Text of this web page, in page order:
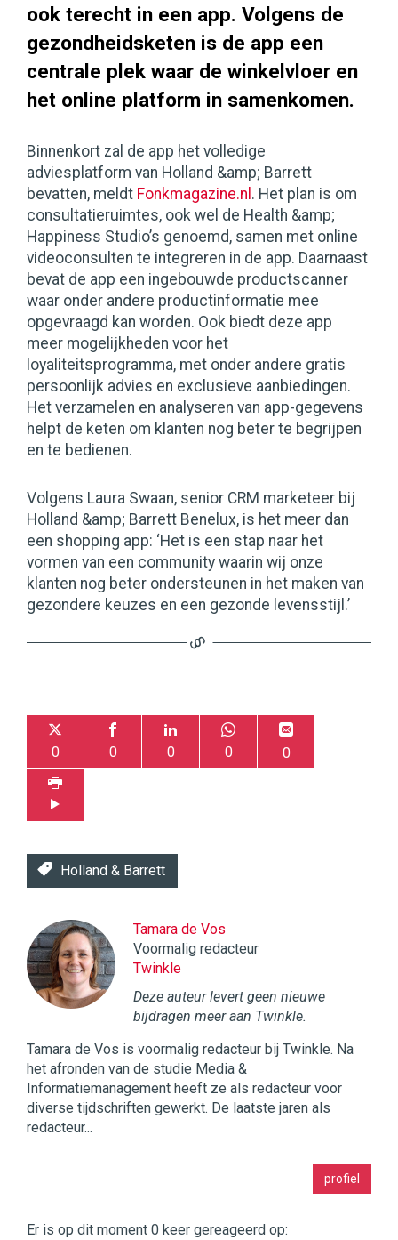
ook terecht in een app. Volgens de
gezondheidsketen is de app een
centrale plek waar de winkelvloer en
het online platform in samenkomen.
Binnenkort zal de app het volledige
adviesplatform van Holland &amp; Barrett
bevatten, meldt Fonkmagazine.nl . Het plan is om
consultatieruimtes, ook wel de Health &amp;
Happiness Studio’s genoemd, samen met online
videoconsulten te integreren in de app. Daarnaast
bevat de app een ingebouwde productscanner
waar onder andere productinformatie mee
opgevraagd kan worden. Ook biedt deze app
meer mogelijkheden voor het
loyaliteitsprogramma, met onder andere gratis
persoonlijk advies en exclusieve aanbiedingen.
Het verzamelen en analyseren van app-gegevens
helpt de keten om klanten nog beter te begrijpen
en te bedienen.
Volgens Laura Swaan, senior CRM marketeer bij
Holland &amp; Barrett Benelux, is het meer dan
een shopping app: ‘Het is een stap naar het
vormen van een community waarin wij onze
klanten nog beter ondersteunen in het maken van
gezondere keuzes en een gezonde levensstijl.’
0 0 0 0 0
Holland & Barrett
Tamara de Vos
Voormalig redacteur
Twinkle
Deze auteur levert geen nieuwe
bijdragen meer aan Twinkle.
Tamara de Vos is voormalig redacteur bij Twinkle. Na
het afronden van de studie Media &
Informatiemanagement heeft ze als redacteur voor
diverse tijdschriften gewerkt. De laatste jaren als
redacteur...
profiel
Commerce https://twinklemagazine.nl
Er is op dit moment 0 keer gereageerd op: